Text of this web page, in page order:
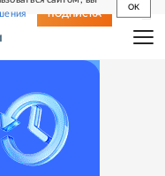
OK
ПОДПИСКА